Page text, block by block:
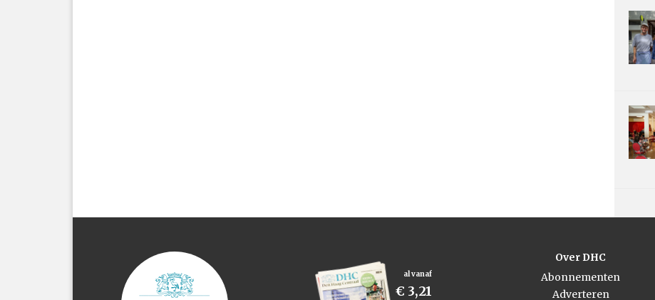
al vanaf
€ 3,21
Over DHC
Abonnementen
Adverteren